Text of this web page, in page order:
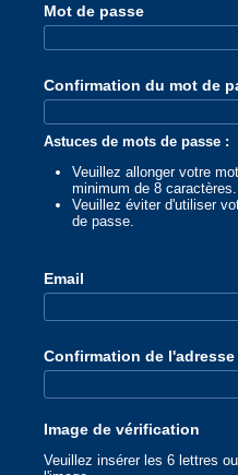
Mot de passe
Confirmation du mot de
Astuces de mots de passe :
Veuillez allonger votre
minimum de 8 caractères.
Veuillez éviter d'utiliser
de passe.
Email
Confirmation de l'adresse
Image de vérification
Veuillez insérer les 6 lettres